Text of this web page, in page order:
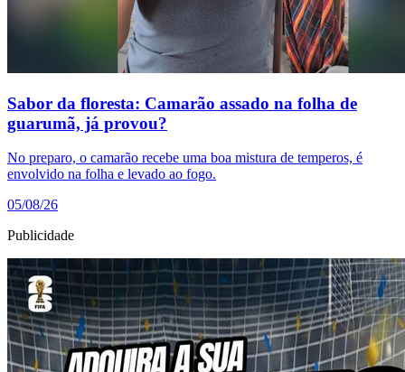
Sabor da floresta: Camarão assado na folha de
guarumã, já provou?
No preparo, o camarão recebe uma boa mistura de temperos, é
envolvido na folha e levado ao fogo.
05/08/26
Publicidade